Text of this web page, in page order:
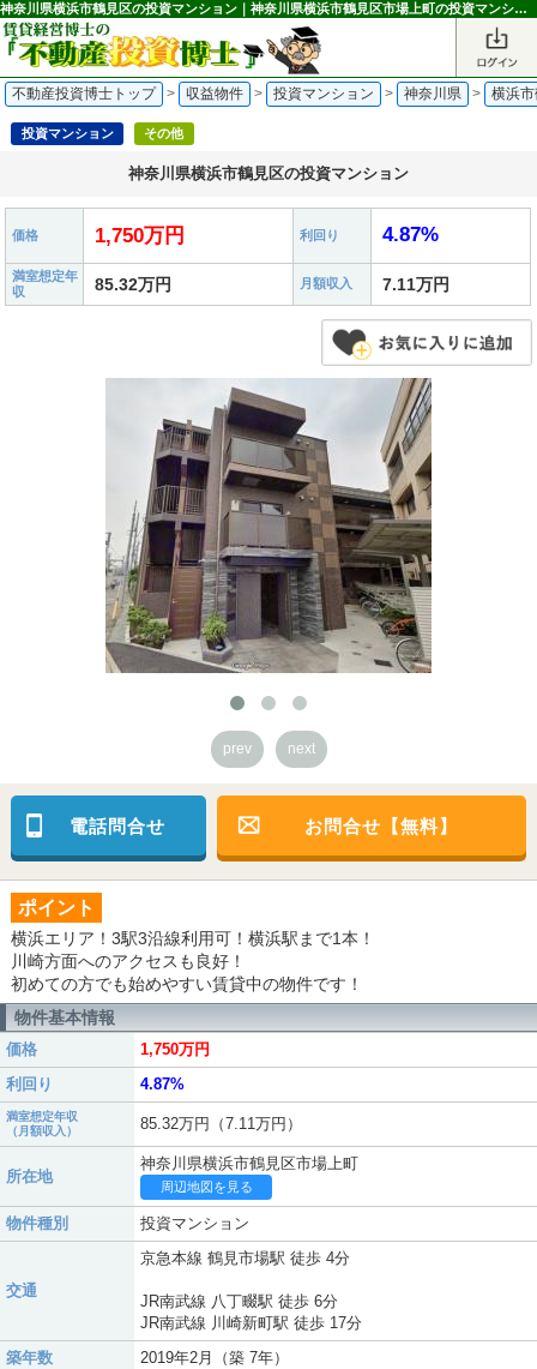
神奈川県横浜市鶴見区の投資マンション｜神奈川県横浜市鶴見区市場上町の投資マンション 1,750万円 鶴見市場駅｜不動産投資博士
不動産投資博士トップ > 収益物件 > 投資マンション > 神奈川県 > 横浜
投資マンション その他
神奈川県横浜市鶴見区の投資マンション
価格 1,750万円 利回り 4.87%
満室想定年
収
85.32万円 月額収入 7.11万円
prev next
電話問合せ お問合せ【無料】
ポイント
横浜エリア！3駅3沿線利用可！横浜駅まで1本！
川崎方面へのアクセスも良好！
初めての方でも始めやすい賃貸中の物件です！
物件基本情報
価格
1,750万円
利回り
4.87%
満室想定年収
（月額収入）
85.32万円（7.11万円）
所在地
神奈川県横浜市鶴見区市場上町
周辺地図を見る
物件種別 投資マンション
交通
京急本線 鶴見市場駅 徒歩 4分
JR南武線 八丁畷駅 徒歩 6分
JR南武線 川崎新町駅 徒歩 17分
築年数
2019年2月（築 7年）